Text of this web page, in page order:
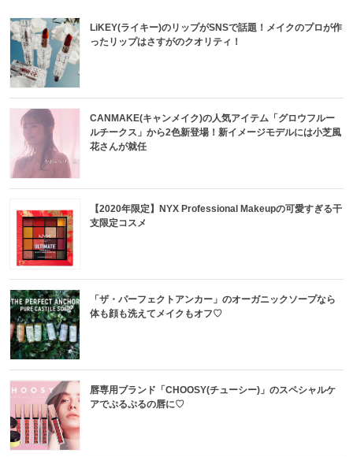
LiKEY(ライキー)のリップがSNSで話題！メイクのプロが作
ったリップはさすがのクオリティ！
CANMAKE(キャンメイク)の人気アイテム「グロウフルー
ルチークス」から2色新登場！新イメージモデルには小芝風
花さんが就任
【2020年限定】NYX Professional Makeupの可愛すぎる干
支限定コスメ
「ザ・パーフェクトアンカー」のオーガニックソープなら
体も顔も洗えてメイクもオフ♡
唇専用ブランド「CHOOSY(チューシー)」のスペシャルケ
アでぷるぷるの唇に♡